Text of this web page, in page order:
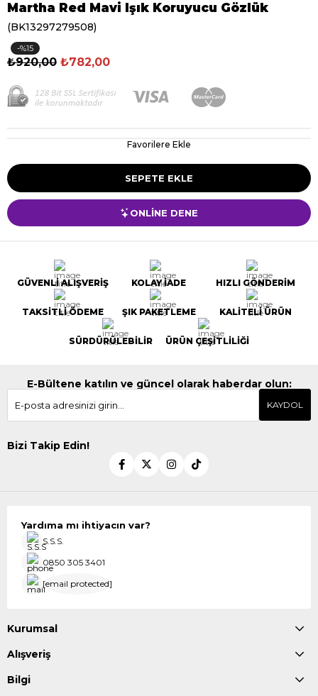
Martha Red Mavi Işık Koruyucu Gözlük
(BK13297279508)
15
₺920,00 ₺782,00
Favorilere Ekle
ONLİNE DENE
GÜVENLİ ALIŞVERİŞ KOLAY İADE HIZLI GÖNDERİM
TAKSİTLİ ÖDEME ŞIK PAKETLEME KALİTELİ ÜRÜN
SÜRDÜRÜLEBİLİR ÜRÜN ÇEŞİTLİLİĞİ
E-Bültene katılın ve güncel olarak haberdar olun:
KAYDOL
Bizi Takip Edin!
Yardıma mı ihtiyacın var?
S.S.S.
0850 305 3401
[email protected]
Kurumsal
Alışveriş
Bilgi